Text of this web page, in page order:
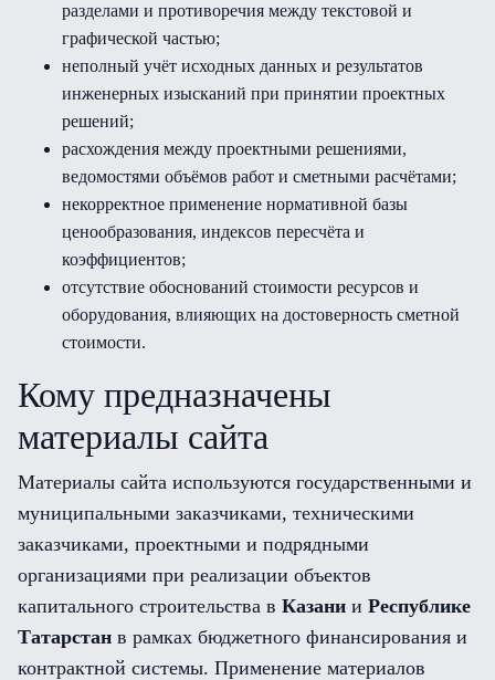
разделами и противоречия между текстовой и
графической частью;
неполный учёт исходных данных и результатов
инженерных изысканий при принятии проектных
решений;
расхождения между проектными решениями,
ведомостями объёмов работ и сметными расчётами;
некорректное применение нормативной базы
ценообразования, индексов пересчёта и
коэффициентов;
отсутствие обоснований стоимости ресурсов и
оборудования, влияющих на достоверность сметной
стоимости.
Кому предназначены
материалы сайта
Материалы сайта используются государственными и
муниципальными заказчиками, техническими
заказчиками, проектными и подрядными
организациями при реализации объектов
капитального строительства в Казани и Республике
Татарстан в рамках бюджетного финансирования и
контрактной системы. Применение материалов